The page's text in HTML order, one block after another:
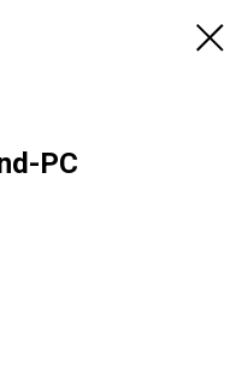
PC